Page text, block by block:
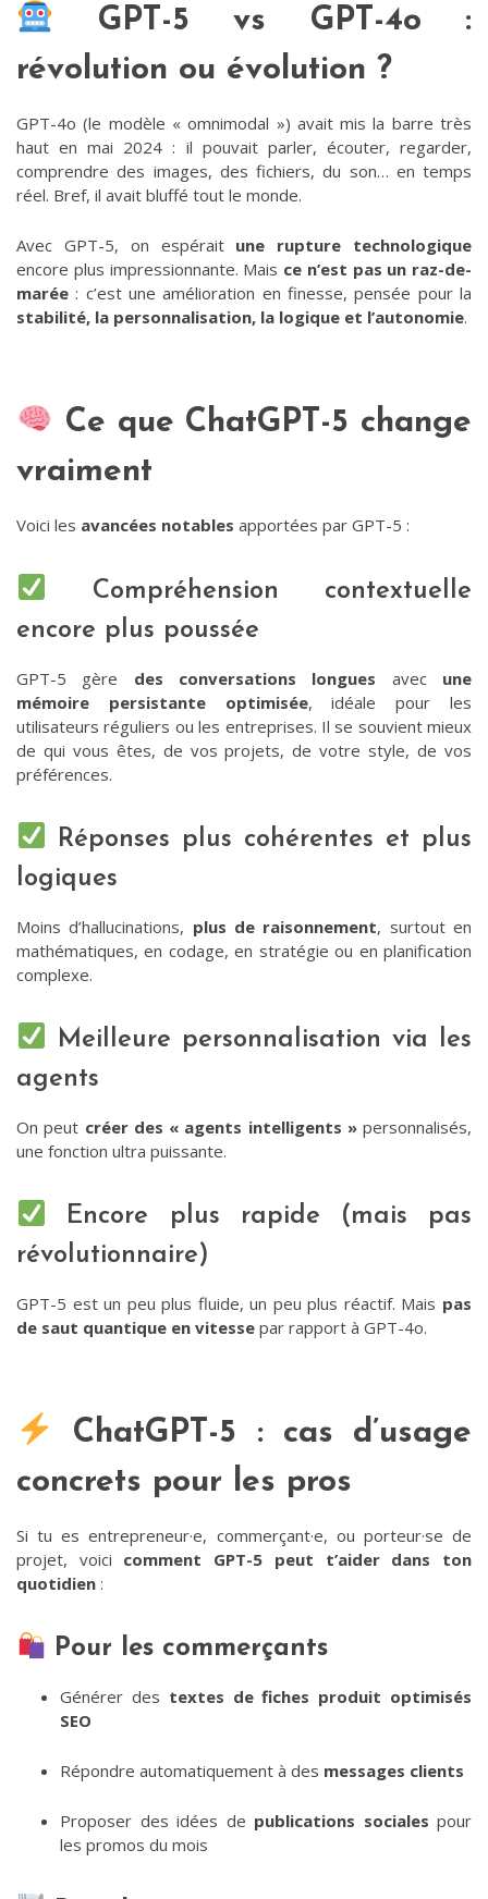
GPT-5 vs GPT-4o :
révolution ou évolution ?
GPT-4o (le modèle « omnimodal ») avait mis la barre très
haut en mai 2024 : il pouvait parler, écouter, regarder,
comprendre des images, des fichiers, du son… en temps
réel. Bref, il avait bluffé tout le monde.
Avec GPT-5, on espérait une rupture technologique
encore plus impressionnante. Mais ce n’est pas un raz-de-
marée : c’est une amélioration en finesse, pensée pour la
stabilité, la personnalisation, la logique et l’autonomie.
Ce que ChatGPT-5 change
vraiment
Voici les avancées notables apportées par GPT-5 :
Compréhension contextuelle
encore plus poussée
GPT-5 gère des conversations longues avec une
mémoire persistante optimisée, idéale pour les
utilisateurs réguliers ou les entreprises. Il se souvient mieux
de qui vous êtes, de vos projets, de votre style, de vos
préférences.
Réponses plus cohérentes et plus
logiques
Moins d’hallucinations, plus de raisonnement, surtout en
mathématiques, en codage, en stratégie ou en planification
complexe.
Meilleure personnalisation via les
agents
On peut créer des « agents intelligents »personnalisés,
une fonction ultra puissante.
Encore plus rapide (mais pas
révolutionnaire)
GPT-5 est un peu plus fluide, un peu plus réactif. Mais pas
de saut quantique en vitesse par rapport à GPT-4o.
ChatGPT-5 : cas d’usage
concrets pour les pros
Si tu es entrepreneur·e, commerçant·e, ou porteur·se de
projet, voici comment GPT-5 peut t’aider dans ton
quotidien :
Pour les commerçants
Générer des textes de fiches produit optimisés
SEO
Répondre automatiquement à des messages clients
Proposer des idées de publications sociales pour
les promos du mois